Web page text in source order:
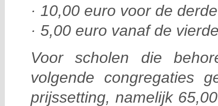
· 10,00 euro voor de
· 5,00 euro vanaf de
Voor scholen die
volgende congregaties
prijssetting, namelijk